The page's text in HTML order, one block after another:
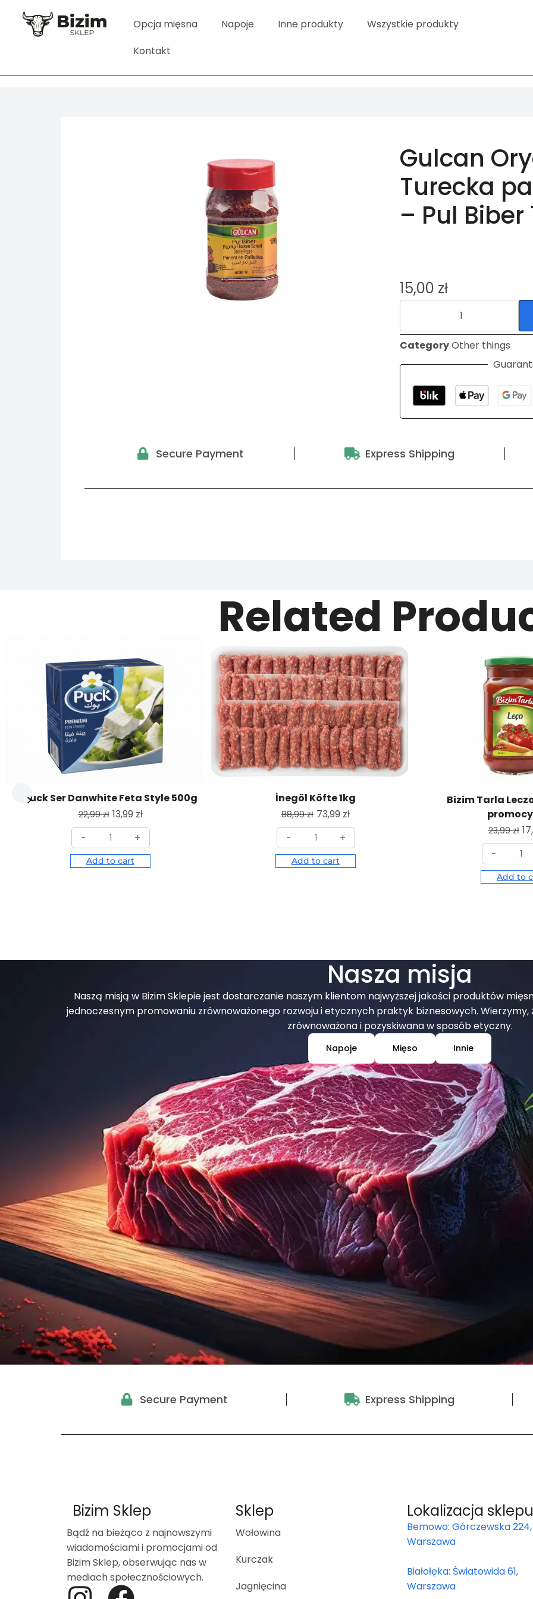
Opcja mięsna Napoje Inne produkty
Wszystkie produkty
Kontakt
Gulcan
Turecka
– Pul Biber
15,00 zł
CategoryOther things
Secure Payment Express Shipping
Related
Puck Ser Danwhite Feta Style 500g
22,99zł 13,99 zł
-
+
Add to cart
İnegöl Köfte 1kg
88,99zł 73,99 zł
-
+
Add to cart
Bizim Tarla
23,99zł
-
Add to
Nasza misja
Naszą misją w Bizim Sklepie jest dostarczanie naszym klientom najwyższej jakości produktów
jednoczesnym promowaniu zrównoważonego rozwoju i etycznych praktyk biznesowych. Wierzymy,
zrównoważona i pozyskiwana w sposób etyczny.
Napoje Mięso Innie
Secure Payment Express Shipping
Bizim Sklep
Bądź na bieżąco z najnowszymi
wiadomościami i promocjami od
Bizim Sklep, obserwując nas w
mediach społecznościowych.
Sklep
Wołowina
Kurczak
Jagnięcina
Lokalizacja
Bemowo: Górczewska 224,
Warszawa
Białołęka: Światowida 61,
Warszawa